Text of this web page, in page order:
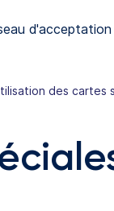
d'acceptation
des cartes